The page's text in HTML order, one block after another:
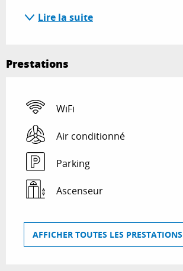
Lire la suite
Prestations
WiFi
Air conditionné
Parking
Ascenseur
AFFICHER TOUTES LES PRESTATIONS